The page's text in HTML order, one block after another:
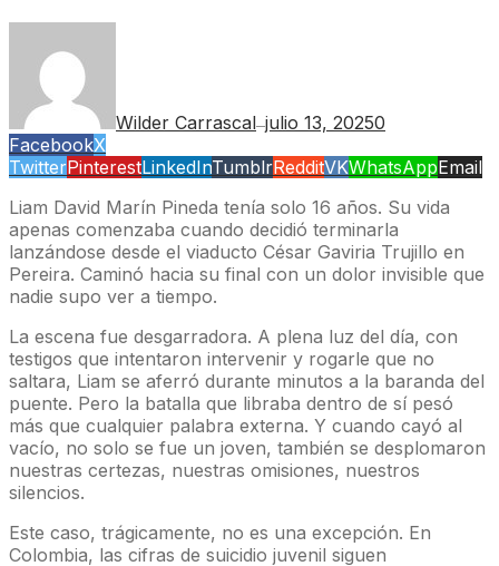
Wilder Carrascal—julio 13, 20250
FacebookX
TwitterPinterestLinkedInTumblrRedditVKWhatsAppEmail
Liam David Marín Pineda tenía solo 16 años. Su vida
apenas comenzaba cuando decidió terminarla
lanzándose desde el viaducto César Gaviria Trujillo en
Pereira. Caminó hacia su final con un dolor invisible que
nadie supo ver a tiempo.
La escena fue desgarradora. A plena luz del día, con
testigos que intentaron intervenir y rogarle que no
saltara, Liam se aferró durante minutos a la baranda del
puente. Pero la batalla que libraba dentro de sí pesó
más que cualquier palabra externa. Y cuando cayó al
vacío, no solo se fue un joven, también se desplomaron
nuestras certezas, nuestras omisiones, nuestros
silencios.
Este caso, trágicamente, no es una excepción. En
Colombia, las cifras de suicidio juvenil siguen